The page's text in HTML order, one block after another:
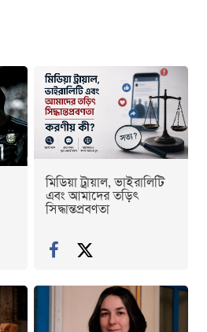
মিডিয়া ট্রায়াল, ভাইরালিটি
এবং আমাদের তড়িৎ
সিদ্ধান্তপ্রবণতা